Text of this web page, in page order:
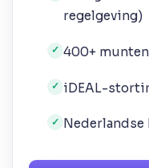
regelgeving)
✓ 400+
✓ iDEAL-
✓